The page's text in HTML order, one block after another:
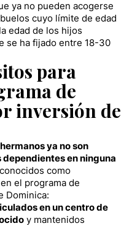
ya no pueden acogerse
cuyo límite de edad
edad de los hijos
se ha fijado entre 18-30
para
de
inversión de
ya no son
en ninguna
como
el programa de
Dominica:
en un centro de
y mantenidos